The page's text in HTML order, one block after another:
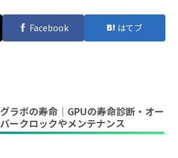
Facebook はてブ
グラボの寿命｜GPUの寿命診断・オー
バークロックやメンテナンス